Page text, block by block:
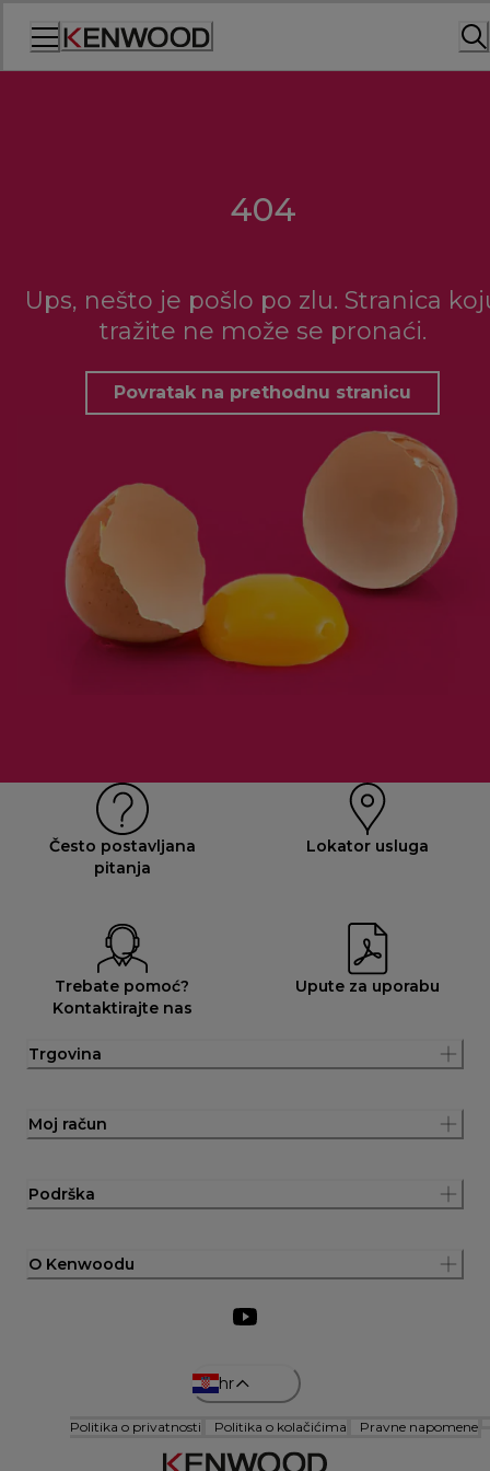
404
Ups, nešto je pošlo po zlu. Stranica
tražite ne može se pronaći.
Povratak na prethodnu stranicu
Često postavljana
pitanja
Lokator usluga
Trebate pomoć?
Kontaktirajte nas
Upute za uporabu
Trgovina
Moj račun
Podrška
O Kenwoodu
hr
Politika o privatnosti Politika o kolačićima Pravne napomene